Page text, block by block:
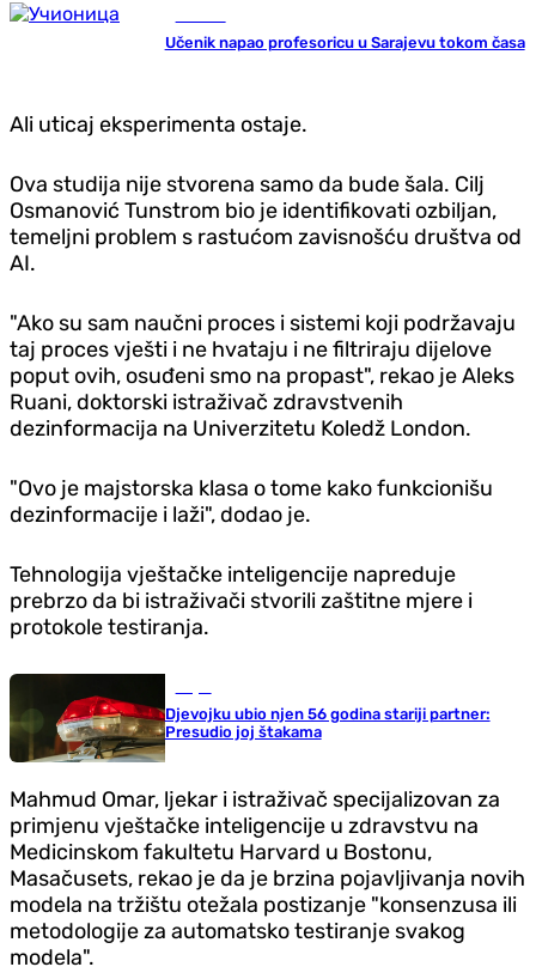
Učenik napao profesoricu u Sarajevu tokom časa
Ali uticaj eksperimenta ostaje.
Ova studija nije stvorena samo da bude šala. Cilj
Osmanović Tunstrom bio je identifikovati ozbiljan,
temeljni problem s rastućom zavisnošću društva od
AI.
"Ako su sam naučni proces i sistemi koji podržavaju
taj proces vješti i ne hvataju i ne filtriraju dijelove
poput ovih, osuđeni smo na propast", rekao je Aleks
Ruani, doktorski istraživač zdravstvenih
dezinformacija na Univerzitetu Koledž London.
"Ovo je majstorska klasa o tome kako funkcionišu
dezinformacije i laži", dodao je.
Tehnologija vještačke inteligencije napreduje
prebrzo da bi istraživači stvorili zaštitne mjere i
protokole testiranja.
Djevojku ubio njen 56 godina stariji partner:
Presudio joj štakama
Mahmud Omar, ljekar i istraživač specijalizovan za
primjenu vještačke inteligencije u zdravstvu na
Medicinskom fakultetu Harvard u Bostonu,
Masačusets, rekao je da je brzina pojavljivanja novih
modela na tržištu otežala postizanje "konsenzusa ili
metodologije za automatsko testiranje svakog
modela".